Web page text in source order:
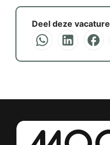
Deel deze vacature